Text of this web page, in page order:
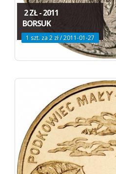
2 ZŁ - 2011
BORSUK
1 szt. za 2 zł / 2011-01-27